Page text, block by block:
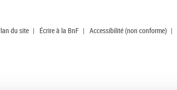
du site | Écrire à la BnF | Accessibilité (non conforme) |